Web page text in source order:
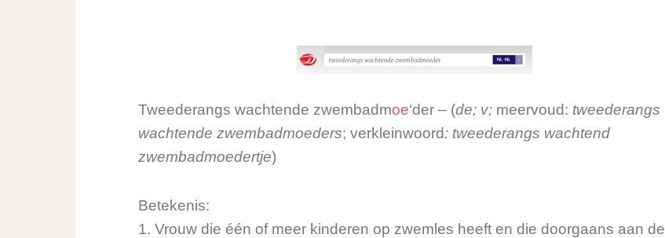
Tweederangs wachtende zwembadmoe‘der – (de; v; meervoud: tweederangs
wachtende zwembadmoeders; verkleinwoord: tweederangs wachtend
zwembadmoedertje)
Betekenis:
1. Vrouw die één of meer kinderen op zwemles heeft en die doorgaans aan de